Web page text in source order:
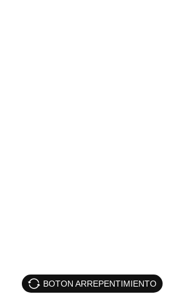
BOTON ARREPENTIMIENTO